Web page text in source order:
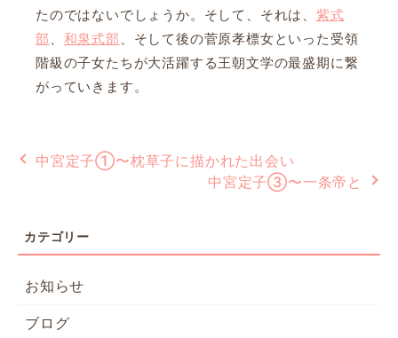
たのではないでしょうか。そして、それは、 紫式
部
和泉式部 、そして後の菅原孝標女といった受領
階級の子女たちが大活躍する王朝文学の最盛期に繋
がっていきます。
中宮定子①〜枕草子に描かれた出会い
中宮定子③〜一条帝と
お知らせ
ブログ